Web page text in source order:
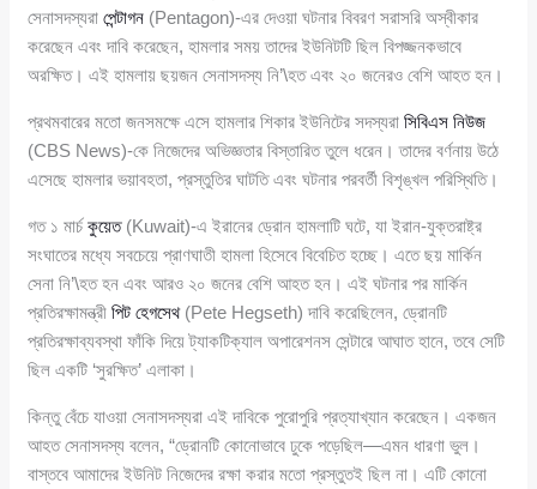
সেনাসদস্যরাপেন্টাগন (Pentagon)-এর দেওয়া ঘটনার বিবরণ সরাসরি অস্বীকার
করেছেন এবং দাবি করেছেন, হামলার সময় তাদের ইউনিটটি ছিল বিপজ্জনকভাবে
অরক্ষিত। এই হামলায় ছয়জন সেনাসদস্য নি’\হত এবং ২০ জনেরও বেশি আহত হন।
প্রথমবারের মতো জনসমক্ষে এসে হামলার শিকার ইউনিটের সদস্যরাসিবিএস নিউজ
(CBS News)-কে নিজেদের অভিজ্ঞতার বিস্তারিত তুলে ধরেন। তাদের বর্ণনায় উঠে
এসেছে হামলার ভয়াবহতা, প্রস্তুতির ঘাটতি এবং ঘটনার পরবর্তী বিশৃঙ্খল পরিস্থিতি।
গত ১ মার্চকুয়েত(Kuwait)-এ ইরানের ড্রোন হামলাটি ঘটে, যা ইরান-যুক্তরাষ্ট্র
সংঘাতের মধ্যে সবচেয়ে প্রাণঘাতী হামলা হিসেবে বিবেচিত হচ্ছে। এতে ছয় মার্কিন
সেনা নি’\হত হন এবং আরও ২০ জনের বেশি আহত হন। এই ঘটনার পর মার্কিন
প্রতিরক্ষামন্ত্রীপিট হেগসেথ(Pete Hegseth) দাবি করেছিলেন, ড্রোনটি
প্রতিরক্ষাব্যবস্থা ফাঁকি দিয়ে ট্যাকটিক্যাল অপারেশনস সেন্টারে আঘাত হানে, তবে সেটি
ছিল একটি ‘সুরক্ষিত’ এলাকা।
কিন্তু বেঁচে যাওয়া সেনাসদস্যরা এই দাবিকে পুরোপুরি প্রত্যাখ্যান করেছেন। একজন
আহত সেনাসদস্য বলেন, “ড্রোনটি কোনোভাবে ঢুকে পড়েছিল—এমন ধারণা ভুল।
বাস্তবে আমাদের ইউনিট নিজেদের রক্ষা করার মতো প্রস্তুতই ছিল না। এটি কোনো